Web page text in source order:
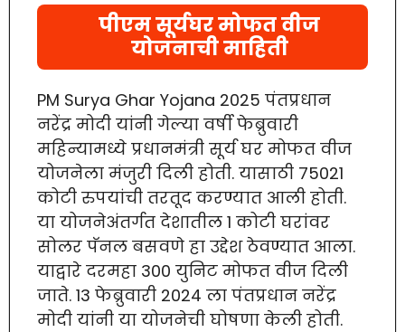
पीएम सूर्यघर मोफत वीज
योजनाची माहिती
PM Surya Ghar Yojana 2025 पंतप्रधान
नरेंद्र मोदी यांनी गेल्या वर्षी फेब्रुवारी
महिन्यामध्ये प्रधानमंत्री सूर्य घर मोफत वीज
योजनेला मंजुरी दिली होती. यासाठी 75021
कोटी रुपयांची तरतूद करण्यात आली होती.
या योजनेअंतर्गत देशातील 1 कोटी घरांवर
सोलर पॅनल बसवणे हा उद्देश ठेवण्यात आला.
याद्वारे दरमहा 300 युनिट मोफत वीज दिली
जाते. 13 फेब्रुवारी 2024 ला पंतप्रधान नरेंद्र
मोदी यांनी या योजनेची घोषणा केली होती.